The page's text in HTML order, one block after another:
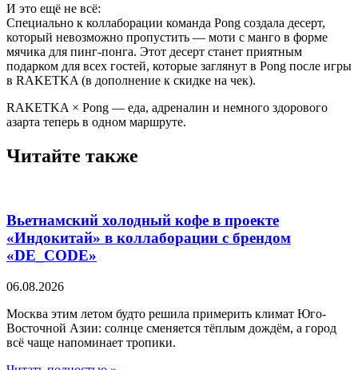
И это ещё не всё:
Специально к коллаборации команда Pong создала десерт,
который невозможно пропустить — моти с манго в форме
мячика для пинг-понга. Этот десерт станет приятным
подарком для всех гостей, которые заглянут в Pong после игры
в RAKETKA (в дополнение к скидке на чек).
RAKETKA × Pong — еда, адреналин и немного здорового
азарта теперь в одном маршруте.
Читайте также
Вьетнамский холодный кофе в проекте
«Индокитай» в коллаборации с брендом
«DE_CODE»
06.08.2026
Москва этим летом будто решила примерить климат Юго-
Восточной Азии: солнце сменяется тёплым дождём, а город
всё чаще напоминает тропики.